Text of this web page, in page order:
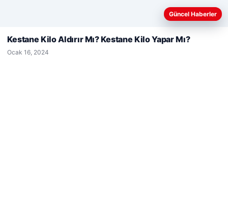
© 2026 Haber Ülke
Web sitemizi nasıl kullandığınızı daha iyi anlayabilmek,
deneyiminizi kişiselleştirmek ve geliştirmek amacıyla çerezler
Güncel Haberler
Kestane Kilo Aldırır Mı? Kestane Kilo Yapar Mı?
Ocak 16, 2024